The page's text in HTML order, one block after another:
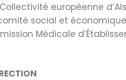
européenne
social et
Médicale